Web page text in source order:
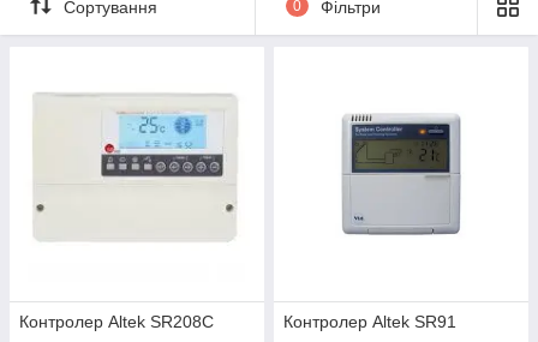
систем.
Особливості та переваги:
геліосистем;
• зручність і надійність експлуатації;
• режими встановлення максимальних температур для
накопичувальних баків;
• відображення та управління різними пристроями (насоси,
2-х і 3-х ходові електроклапани, електричні нагрівачі і
Сортування 0 Фільтри
Контролер Altek SR208C
Контролер Altek SR91